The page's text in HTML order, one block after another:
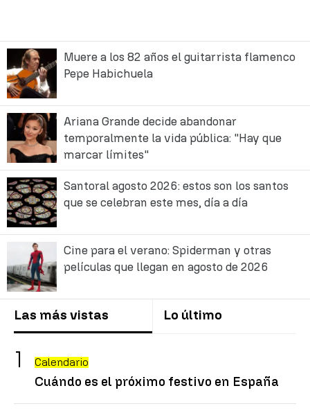
Muere a los 82 años el guitarrista flamenco
Pepe Habichuela
Ariana Grande decide abandonar
temporalmente la vida pública: "Hay que
marcar límites"
Santoral agosto 2026: estos son los santos
que se celebran este mes, día a día
Cine para el verano: Spiderman y otras
películas que llegan en agosto de 2026
Las más vistas Lo último
Calendario
Cuándo es el próximo festivo en España